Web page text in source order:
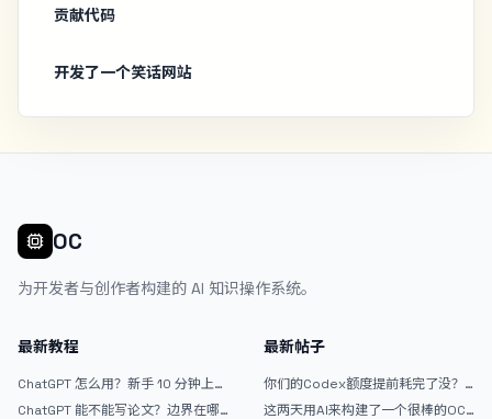
贡献代码
开发了一个笑话网站
OC
为开发者与创作者构建的 AI 知识操作系统。
最新教程
ChatGPT 怎么用？新手 10 分钟上手
ChatGPT 能不能写论文？边界在哪
最新帖子
你们的Codex额度提前耗完了没？
戒断反应如何？
这两天用AI来构建了一个很棒的OC